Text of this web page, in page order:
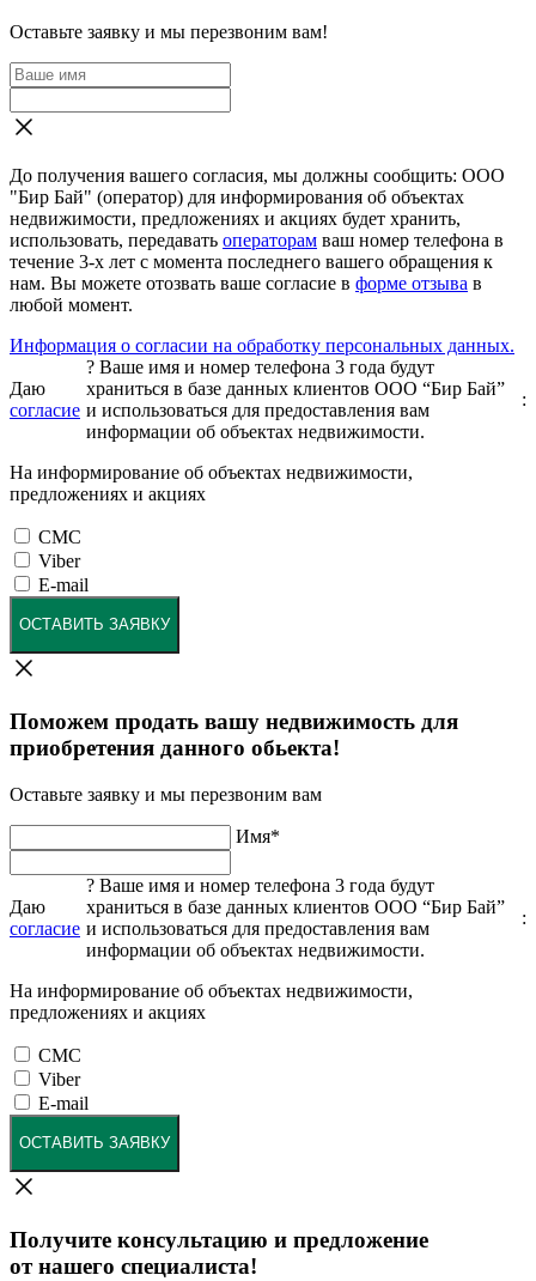
Оставьте заявку и мы перезвоним вам!
До получения вашего согласия, мы должны сообщить: ООО
"Бир Бай" (оператор) для информирования об объектах
недвижимости, предложениях и акциях будет хранить,
использовать, передавать операторам ваш номер телефона в
течение 3-х лет с момента последнего вашего обращения к
нам. Вы можете отозвать ваше согласие в форме отзыва в
любой момент.
Информация о согласии на обработку персональных данных.
Даю
согласие
? Ваше имя и номер телефона 3 года будут
храниться в базе данных клиентов ООО “Бир Бай”
и использоваться для предоставления вам
информации об объектах недвижимости.
:
На информирование об объектах недвижимости,
предложениях и акциях
СМС
Viber
E-mail
ОСТАВИТЬ ЗАЯВКУ
Поможем продать вашу недвижимость для
приобретения данного обьекта!
Оставьте заявку и мы перезвоним вам
Имя*
Даю
согласие
? Ваше имя и номер телефона 3 года будут
храниться в базе данных клиентов ООО “Бир Бай”
и использоваться для предоставления вам
информации об объектах недвижимости.
:
На информирование об объектах недвижимости,
предложениях и акциях
СМС
Viber
E-mail
ОСТАВИТЬ ЗАЯВКУ
Получите консультацию и предложение
от нашего специалиста!